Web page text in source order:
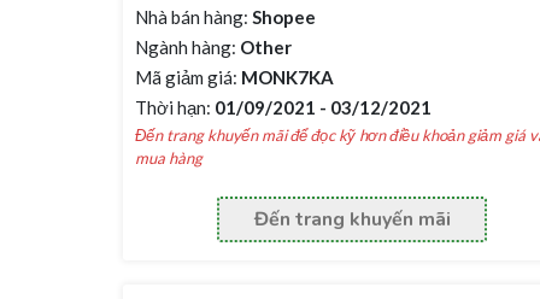
Nhà bán hàng: Shopee
Ngành hàng: Other
Mã giảm giá: MONK7KA
Thời hạn: 01/09/2021 - 03/12/2021
Đến trang khuyến mãi để đọc kỹ hơn điều khoản giảm giá
mua hàng
Đến trang khuyến mãi